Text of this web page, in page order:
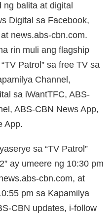
balita at digital
Digital sa Facebook,
news.abs-cbn.com.
rin muli ang flagship
Patrol” sa free TV sa
Channel,
sa iWantTFC, ABS-
ABS-CBN News App,
App.
sa “TV Patrol”
ay umeere ng 10:30 pm
cbn.com, at
pm sa Kapamilya
CBN updates, i-follow